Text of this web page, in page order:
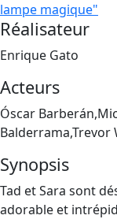
lampe magique"
Réalisateur
Enrique Gato
Acteurs
Óscar
Balderrama,Trevor
Synopsis
Tad et Sara sont
adorable et